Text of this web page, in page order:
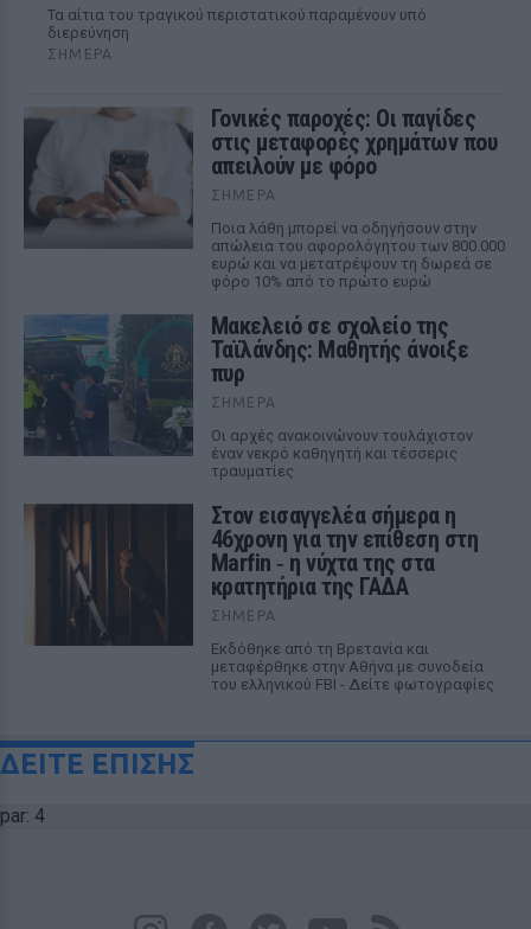
Τα αίτια του τραγικού περιστατικού παραμένουν υπό
διερεύνηση
ΣΉΜΕΡΑ
Γονικές παροχές: Οι παγίδες
στις μεταφορές χρημάτων που
απειλούν με φόρο
ΣΉΜΕΡΑ
Ποια λάθη μπορεί να οδηγήσουν στην
απώλεια του αφορολόγητου των 800.000
ευρώ και να μετατρέψουν τη δωρεά σε
φόρο 10% από το πρώτο ευρώ
Μακελειό σε σχολείο της
Ταϊλάνδης: Μαθητής άνοιξε
πυρ
ΣΉΜΕΡΑ
Οι αρχές ανακοινώνουν τουλάχιστον
έναν νεκρό καθηγητή και τέσσερις
τραυματίες
Στον εισαγγελέα σήμερα η
46χρονη για την επίθεση στη
Marfin ‑ η νύχτα της στα
κρατητήρια της ΓΑΔΑ
ΣΉΜΕΡΑ
Εκδόθηκε από τη Βρετανία και
μεταφέρθηκε στην Αθήνα με συνοδεία
του ελληνικού FBI - Δείτε φωτογραφίες
ΔΕΙΤΕ ΕΠΙΣΗΣ
par: 4